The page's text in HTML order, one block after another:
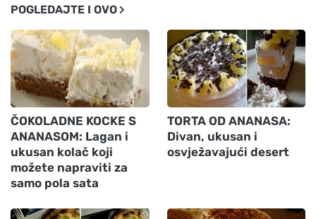
POGLEDAJTE I OVO
ČOKOLADNE KOCKE S
ANANASOM: Lagan i
ukusan kolač koji
možete napraviti za
samo pola sata
TORTA OD ANANASA:
Divan, ukusan i
osvježavajući desert